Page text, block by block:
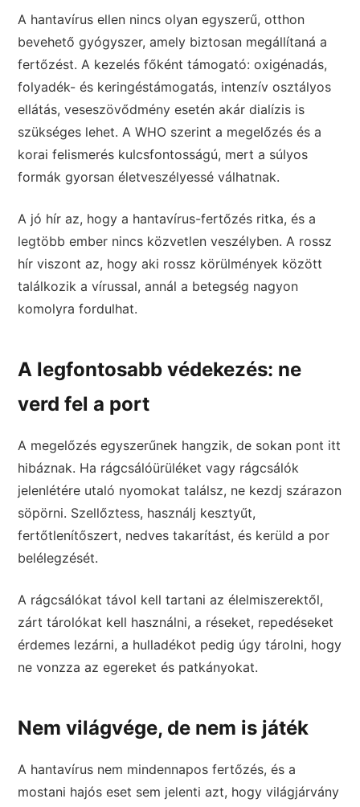
A hantavírus ellen nincs olyan egyszerű, otthon
bevehető gyógyszer, amely biztosan megállítaná a
fertőzést. A kezelés főként támogató: oxigénadás,
folyadék- és keringéstámogatás, intenzív osztályos
ellátás, veseszövődmény esetén akár dialízis is
szükséges lehet. A WHO szerint a megelőzés és a
korai felismerés kulcsfontosságú, mert a súlyos
formák gyorsan életveszélyessé válhatnak.
A jó hír az, hogy a hantavírus-fertőzés ritka, és a
legtöbb ember nincs közvetlen veszélyben. A rossz
hír viszont az, hogy aki rossz körülmények között
találkozik a vírussal, annál a betegség nagyon
komolyra fordulhat.
A legfontosabb védekezés: ne
verd fel a port
A megelőzés egyszerűnek hangzik, de sokan pont itt
hibáznak. Ha rágcsálóürüléket vagy rágcsálók
jelenlétére utaló nyomokat találsz, ne kezdj szárazon
söpörni. Szellőztess, használj kesztyűt,
fertőtlenítőszert, nedves takarítást, és kerüld a por
belélegzését.
A rágcsálókat távol kell tartani az élelmiszerektől,
zárt tárolókat kell használni, a réseket, repedéseket
érdemes lezárni, a hulladékot pedig úgy tárolni, hogy
ne vonzza az egereket és patkányokat.
Nem világvége, de nem is játék
A hantavírus nem mindennapos fertőzés, és a
mostani hajós eset sem jelenti azt, hogy világjárvány